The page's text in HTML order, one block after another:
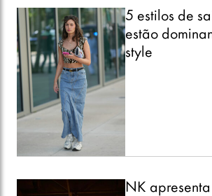
5 estilos de
estão
style
NK